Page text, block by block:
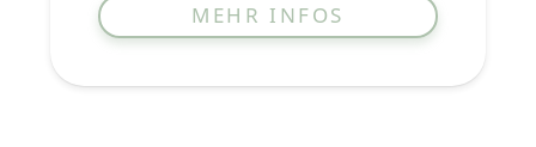
MEHR INFOS